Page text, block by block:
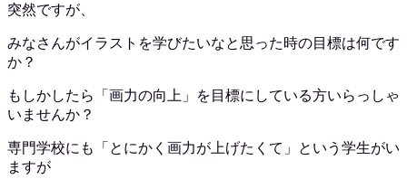
突然ですが、
みなさんがイラストを学びたいなと思った時の目標は何です
か？
もしかしたら「画力の向上」を目標にしている方いらっしゃ
いませんか？
専門学校にも「とにかく画力が上げたくて」という学生がい
ますが